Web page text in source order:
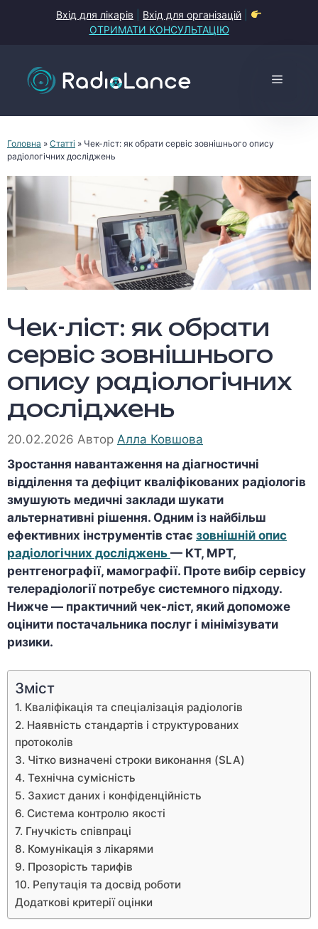
Вхід для лікарів Вхід для організацій
ОТРИМАТИ КОНСУЛЬТАЦІЮ
Меню
Головна » Статті » Чек-ліст: як обрати сервіс зовнішнього опису
радіологічних досліджень
Чек-ліст: як обрати
сервіс зовнішнього
опису радіологічних
досліджень
20.02.2026 Автор Алла Ковшова
Зростання навантаження на діагностичні
відділення та дефіцит кваліфікованих радіологів
змушують медичні заклади шукати
альтернативні рішення. Одним із найбільш
ефективних інструментів стає зовнішній опис
радіологічних досліджень — КТ, МРТ,
рентгенографії, мамографії. Проте вибір сервісу
телерадіології потребує системного підходу.
Нижче — практичний чек-ліст, який допоможе
оцінити постачальника послуг і мінімізувати
ризики.
Зміст
1. Кваліфікація та спеціалізація радіологів
2. Наявність стандартів і структурованих
протоколів
3. Чітко визначені строки виконання (SLA)
4. Технічна сумісність
5. Захист даних і конфіденційність
6. Система контролю якості
7. Гнучкість співпраці
8. Комунікація з лікарями
9. Прозорість тарифів
10. Репутація та досвід роботи
Додаткові критерії оцінки